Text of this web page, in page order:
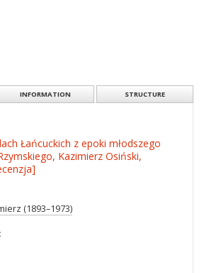
INFORMATION STRUCTURE
Łańcuckich z epoki młodszego
Kazimierz Osiński,
(1893–1973)